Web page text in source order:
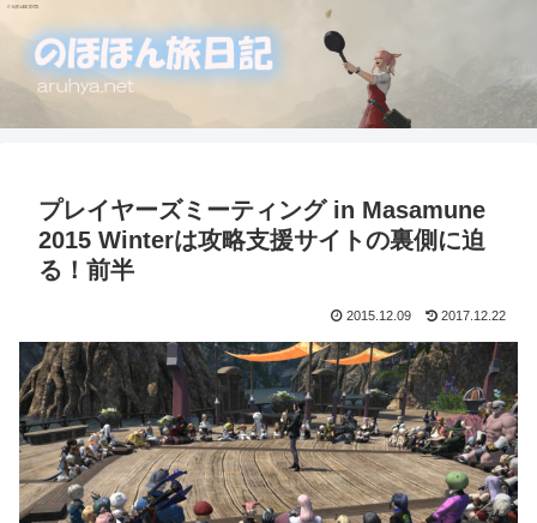
プレイヤーズミーティング in Masamune
2015 Winterは攻略支援サイトの裏側に迫
る！前半
2015.12.09 2017.12.22